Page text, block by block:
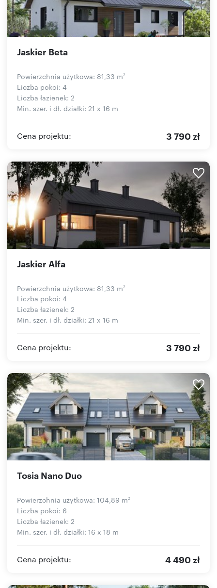
Jaskier Beta
Powierzchnia użytkowa: 81,33 m2
Liczba pokoi: 4
Liczba łazienek: 2
Min. szer. i dł. działki: 21 x 16 m
Cena projektu: 3 790 zł
Jaskier Alfa
Powierzchnia użytkowa: 81,33 m2
Liczba pokoi: 4
Liczba łazienek: 2
Min. szer. i dł. działki: 21 x 16 m
Cena projektu: 3 790 zł
Tosia Nano Duo
Powierzchnia użytkowa: 104,89 m2
Liczba pokoi: 6
Liczba łazienek: 2
Min. szer. i dł. działki: 16 x 18 m
Cena projektu: 4 490 zł